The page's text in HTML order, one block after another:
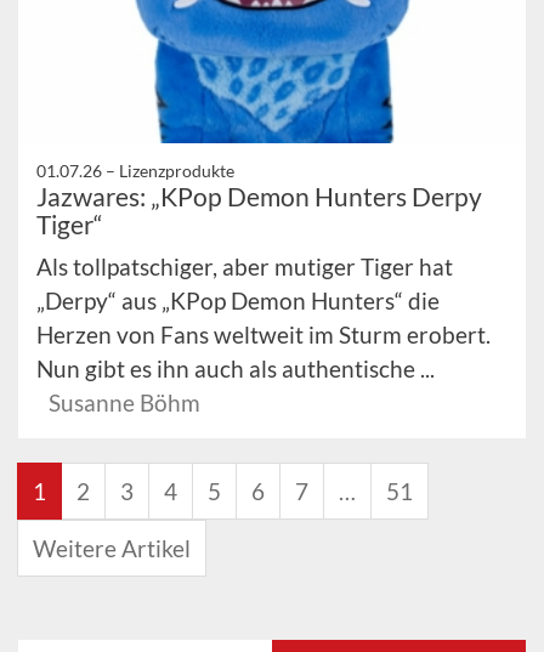
01.07.26 – Lizenzprodukte
Jazwares: „KPop Demon Hunters Derpy
Tiger“
Als tollpatschiger, aber mutiger Tiger hat
„Derpy“ aus „KPop Demon Hunters“ die
Herzen von Fans weltweit im Sturm erobert.
Nun gibt es ihn auch als authentische ...
Susanne Böhm
1 2 3 4 5 6 7 … 51
Weitere Artikel